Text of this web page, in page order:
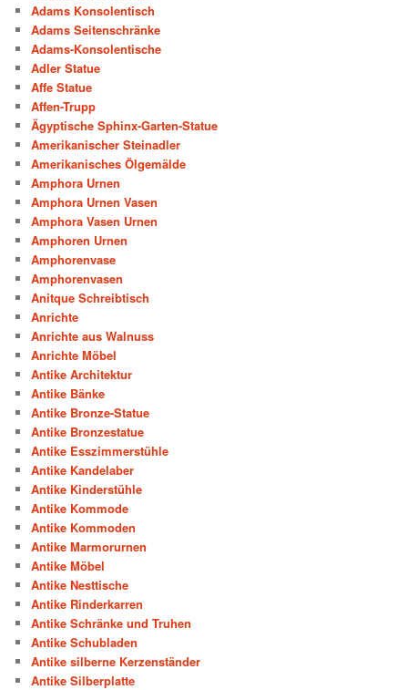
Adams Konsolentisch
Adams Seitenschränke
Adams-Konsolentische
Adler Statue
Affe Statue
Affen-Trupp
Ägyptische Sphinx-Garten-Statue
Amerikanischer Steinadler
Amerikanisches Ölgemälde
Amphora Urnen
Amphora Urnen Vasen
Amphora Vasen Urnen
Amphoren Urnen
Amphorenvase
Amphorenvasen
Anitque Schreibtisch
Anrichte
Anrichte aus Walnuss
Anrichte Möbel
Antike Architektur
Antike Bänke
Antike Bronze-Statue
Antike Bronzestatue
Antike Esszimmerstühle
Antike Kandelaber
Antike Kinderstühle
Antike Kommode
Antike Kommoden
Antike Marmorurnen
Antike Möbel
Antike Nesttische
Antike Rinderkarren
Antike Schränke und Truhen
Antike Schubladen
Antike silberne Kerzenständer
Antike Silberplatte